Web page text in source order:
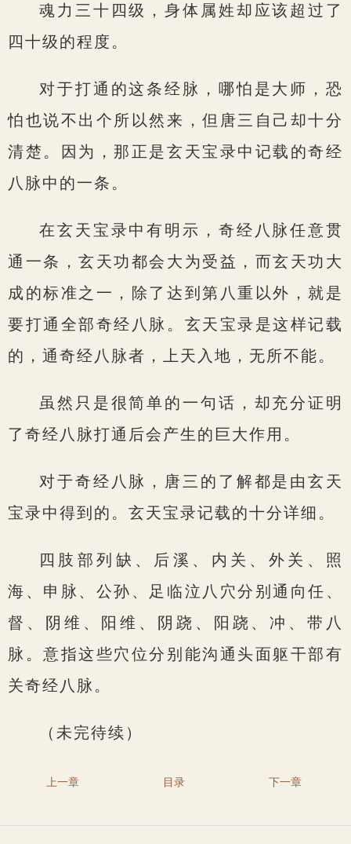
魂力三十四级，身体属姓却应该超过了
四十级的程度。
对于打通的这条经脉，哪怕是大师，恐
怕也说不出个所以然来，但唐三自己却十分
清楚。因为，那正是玄天宝录中记载的奇经
八脉中的一条。
在玄天宝录中有明示，奇经八脉任意贯
通一条，玄天功都会大为受益，而玄天功大
成的标准之一，除了达到第八重以外，就是
要打通全部奇经八脉。玄天宝录是这样记载
的，通奇经八脉者，上天入地，无所不能。
虽然只是很简单的一句话，却充分证明
了奇经八脉打通后会产生的巨大作用。
对于奇经八脉，唐三的了解都是由玄天
宝录中得到的。玄天宝录记载的十分详细。
四肢部列缺、后溪、内关、外关、照
海、申脉、公孙、足临泣八穴分别通向任、
督、阴维、阳维、阴跷、阳跷、冲、带八
脉。意指这些穴位分别能沟通头面躯干部有
关奇经八脉。
（未完待续）
上一章 目录 下一章